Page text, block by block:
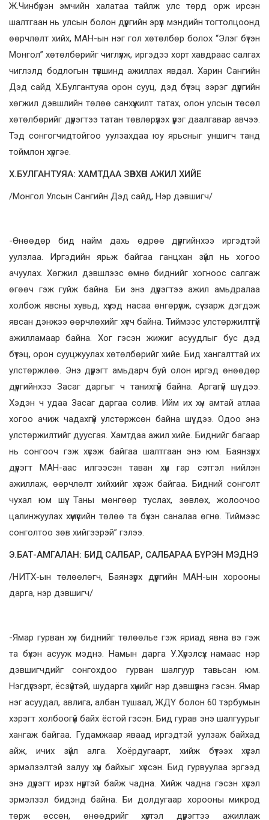
Ж.Чинбүрэн эмчийн халатаа тайлж улс төрд орж ирсэн
шалтгаан нь улсын болон дүүргийн эрүүл мэндийн тогтолцоонд
өөрчлөлт хийх, МАН-ын нэг гол хөтөлбөр болох “Элэг бүтэн
Монгол” хөтөлбөрийг чиглүүлж, иргэдээ хорт хавдраас салгах
чиглэлд бодлогын түвшинд ажиллах явдал. Харин Сангийн
Дэд сайд Х.Булгантуяа орон сууц, дэд бүтэц зэрэг дүүргийн
хөгжил дэвшлийн төлөө санхүүжилт татах, олон улсын төсөл
хөтөлбөрийг дүүрэгтээ татан төвлөрүүлэх үүрэг даалгавар авчээ.
Тэд сонгогчидтойгоо уулзахдаа юу ярьсныг уншигч танд
тоймлон хүргэе.
Х.БУЛГАНТУЯА: ХАМТДАА ЗӨВХӨН АЖИЛ ХИЙЕ
/Монгол Улсын Сангийн Дэд сайд, Нэр дэвшигч/
-Өнөөдөр бид найм дахь өдрөө дүүргийнхээ иргэдтэй
уулзлаа. Иргэдийн ярьж байгаа ганцхан зүйл нь хогоо
ачуулах. Хөгжил дэвшлээс өмнө биднийг хогноос салгаж
өгөөч гэж гуйж байна. Би энэ дүүрэгтээ ажил амьдралаа
холбож явсны хувьд, хүүхэд насаа өнгөрүүлж, сүү зарж дэгдэж
явсан дэнжээ өөрчлөхийг хүсч байна. Тиймээс улстөржилтгүй
ажилламаар байна. Хог гэсэн жижиг асуудлыг бус дэд
бүтэц, орон сууцжуулах хөтөлбөрийг хийе. Бид хангалттай их
улстөржлөө. Энэ дүүрэгт амьдарч буй олон иргэд өнөөдөр
дүүргийнхээ Засаг даргыг ч танихгүй байна. Аргагүй шүү дээ.
Хэдэн ч удаа Засаг даргаа солив. Ийм их хүн амтай атлаа
хогоо ачиж чадахгүй улстөржсөн байна шүү дээ. Одоо энэ
улстөржилтийг дуусгая. Хамтдаа ажил хийе. Биднийг багаар
нь сонгооч гэж хүсэж байгаа шалтгаан энэ юм. Баянзүрх
дүүрэгт МАН-аас илгээсэн таван хүн гар сэтгэл нийлэн
ажиллаж, өөрчлөлт хийхийг хүсэж байгаа. Бидний сонголт
чухал юм шүү. Таны мөнгөөр туслах, зөвлөх, жолоочоо
цалинжуулах хүмүүсийн төлөө та бүхэн саналаа өгнө. Тиймээс
сонголтоо зөв хийгээрэй” гэлээ.
Э.БАТ-АМГАЛАН: БИД САЛБАР, САЛБАРАА БҮРЭН МЭДНЭ
/НИТХ-ын төлөөлөгч, Баянзүрх дүүргийн МАН-ын хорооны
дарга, нэр дэвшигч/
-Ямар гурван хүн биднийг төлөөлье гэж яриад явна вэ гэж
та бүхэн асууж мэднэ. Намын дарга У.Хүрэлсүх намаас нэр
дэвшигчдийг сонгохдоо гурван шалгуур тавьсан юм.
Нэгдүгээрт, ёсзүйтэй, шударга хүнийг нэр дэвшүүлнэ гэсэн. Ямар
нэг асуудал, авлига, албан тушаал, ЖДҮ болон 60 тэрбумын
хэрэгт холбоогүй байх ёстой гэсэн. Бид гурав энэ шалгуурыг
хангаж байгаа. Гудамжаар яваад иргэдтэй уулзаж байхад
айж, ичих зүйл алга. Хоёрдугаарт, хийж бүтээх хүсэл
эрмэлзэлтэй залуу хүн байхыг хүссэн. Бид гурвуулаа эргээд
энэ дүүрэгт ирэх нүүртэй байж чадна. Хийж чадна гэсэн хүсэл
эрмэлзэл бидэнд байна. Би долдугаар хорооны микрод
төрж өссөн, өнөөдрийг хүртэл дүүрэгтээ ажиллаж